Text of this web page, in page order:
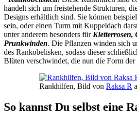
handelt sich um freistehende Strukturen,
Designs erhältlich sind. Sie können
sein, oder einen Turm mit Kuppeldach
unter anderem besonders fürKletterrosen,
Prunkwinden. Die Pflanzen winden sich
des Rankobelisken, sodass dieser
Blüten verschwindet, die nun die Form
Rankhilfen, Bild von Raksa R
So kannst Du selbst eine